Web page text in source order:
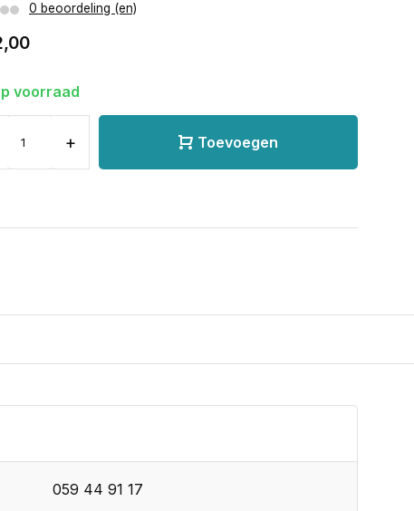
0 beoordeling (en)
voorraad
+ Toevoegen
059 44 91 17